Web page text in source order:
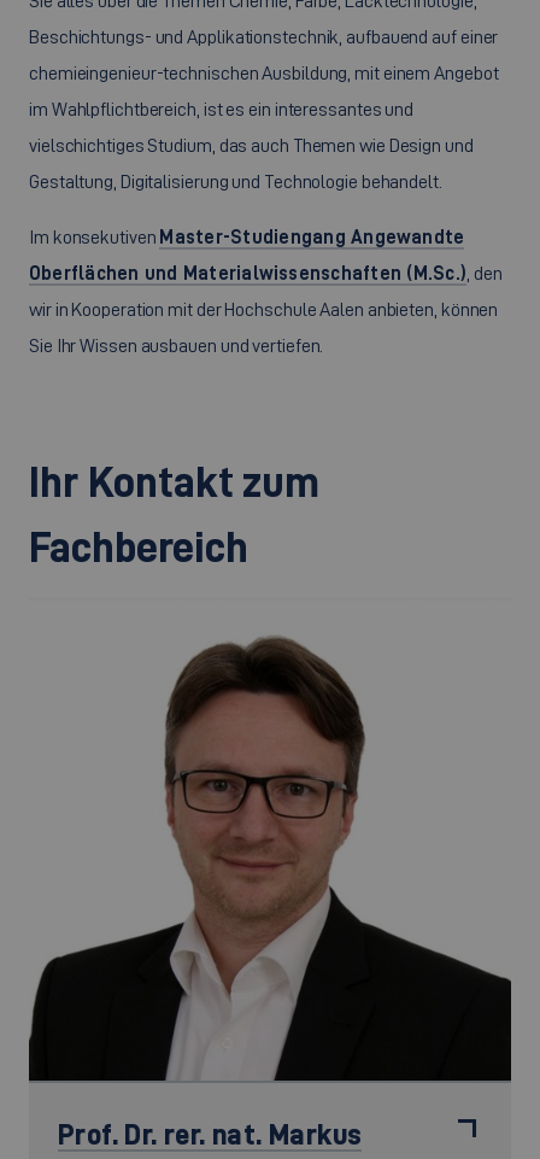
Beschichtungs- und Applikationstechnik, aufbauend auf einer
chemieingenieur-technischen Ausbildung, mit einem Angebot
im Wahlpflichtbereich, ist es ein interessantes und
vielschichtiges Studium, das auch Themen wie Design und
Gestaltung, Digitalisierung und Technologie behandelt.
Im konsekutiven Master-Studiengang Angewandte
Oberflächen und Materialwissenschaften (M.Sc.) , den
wir in Kooperation mit der Hochschule Aalen anbieten, können
Sie Ihr Wissen ausbauen und vertiefen.
Ihr Kontakt zum
Fachbereich
Prof. Dr. rer. nat. Markus